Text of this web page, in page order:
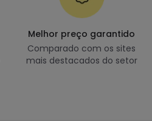
Melhor preço garantido
Comparado com os sites
mais destacados do setor